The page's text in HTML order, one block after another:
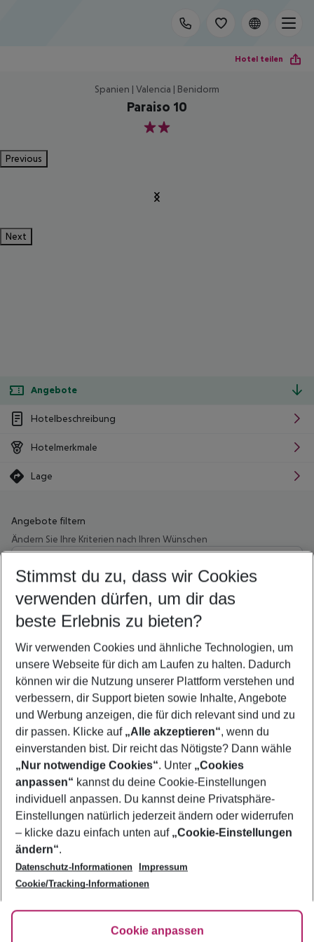
Hotel teilen
Spanien | Valencia | Benidorm
Paraiso 10
2
Previous
Next
Angebote
Hotelbeschreibung
Hotelmerkmale
Lage
Angebote filtern
Ändern Sie Ihre Kriterien nach Ihren Wünschen
Wähle deinen Abflughafen
Beliebiger Abflughafen
Wähle deinen Reisezeitraum
5-8 Nächte
2 Erwachsene Keine Kinder
Mehr Filter anzeigen
Footer
Footer navigation
Über uns
AGB
Bestpreisgarantie
Cookie-Einstellungen ändern
Cookie-Richtlinie
Agenturbetreuung
Barrierefreies Reisen
FAQ
HanseMerkur Reiseversicherung
Folge uns
Stimmst du zu, dass wir Cookies
verwenden dürfen, um dir das
beste Erlebnis zu bieten?
Wir verwenden Cookies und ähnliche Technologien, um
unsere Webseite für dich am Laufen zu halten. Dadurch
können wir die Nutzung unserer Plattform verstehen und
verbessern, dir Support bieten sowie Inhalte, Angebote
und Werbung anzeigen, die für dich relevant sind und zu
dir passen. Klicke auf „Alle akzeptieren“, wenn du
einverstanden bist. Dir reicht das Nötigste? Dann wähle
„Nur notwendige Cookies“. Unter „Cookies
anpassen“ kannst du deine Cookie-Einstellungen
individuell anpassen. Du kannst deine Privatsphäre-
Einstellungen natürlich jederzeit ändern oder widerrufen
– klicke dazu einfach unten auf „Cookie-Einstellungen
ändern“.
Datenschutz-Informationen
Impressum
Cookie/Tracking-Informationen
Cookie anpassen